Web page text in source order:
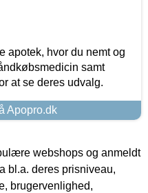
apotek, hvor du nemt og
samt
at se deres udvalg.
Apopro.dk
webshops og anmeldt
bl.a. deres prisniveau,
brugervenlighed,